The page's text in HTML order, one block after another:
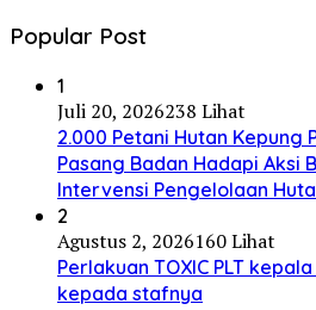
Popular Post
1
Juli 20, 2026238 Lihat
2.000 Petani Hutan Kepung
Pasang Badan Hadapi Aksi
Intervensi Pengelolaan
2
Agustus 2, 2026160 Lihat
Perlakuan TOXIC PLT
kepada stafnya